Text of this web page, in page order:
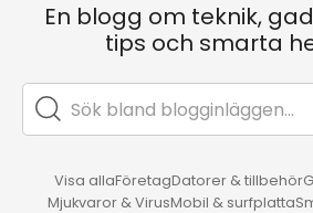
En blogg om teknik,
tips och smarta
Visa allaFöretagDatorer & tillbehör
Mjukvaror & VirusMobil & surfplatta